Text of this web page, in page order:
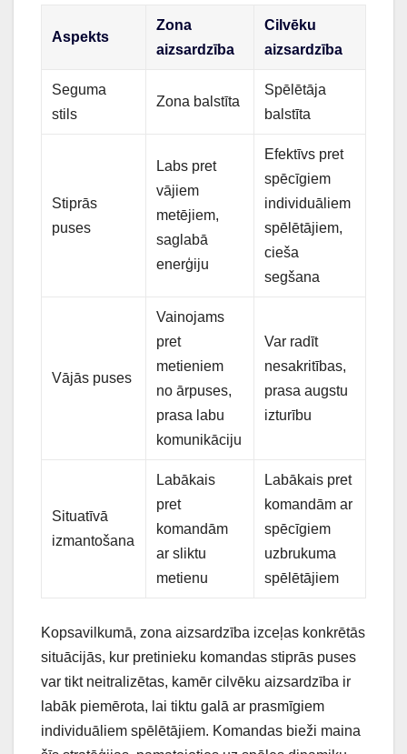
Aspekts
Zona
aizsardzība
Cilvēku
aizsardzība
Seguma
stils
Zona balstīta
Spēlētāja
balstīta
Stiprās
puses
Labs pret
vājiem
metējiem,
saglabā
enerģiju
Efektīvs pret
spēcīgiem
individuāliem
spēlētājiem,
cieša
segšana
Vājās puses
Vainojams
pret
metieniem
no ārpuses,
prasa labu
komunikāciju
Var radīt
nesakritības,
prasa augstu
izturību
Situatīvā
izmantošana
Labākais
pret
komandām
ar sliktu
metienu
Labākais pret
komandām ar
spēcīgiem
uzbrukuma
spēlētājiem
Kopsavilkumā, zona aizsardzība izceļas konkrētās
situācijās, kur pretinieku komandas stiprās puses
var tikt neitralizētas, kamēr cilvēku aizsardzība ir
labāk piemērota, lai tiktu galā ar prasmīgiem
individuāliem spēlētājiem. Komandas bieži maina